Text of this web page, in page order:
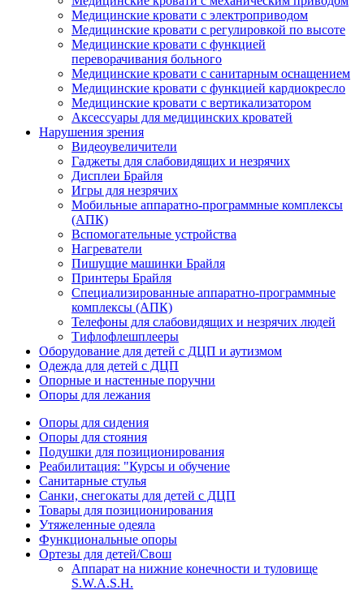
Медицинские кровати с электроприводом
Медицинские кровати с регулировкой по высоте
Медицинские кровати с функцией
переворачивания больного
Медицинские кровати с санитарным оснащением
Медицинские кровати с функцией кардиокресло
Медицинские кровати с вертикализатором
Аксессуары для медицинских кроватей
Нарушения зрения
Видеоувеличители
Гаджеты для слабовидящих и незрячих
Дисплеи Брайля
Игры для незрячих
Мобильные аппаратно-программные комплексы
(АПК)
Вспомогательные устройства
Нагреватели
Пишущие машинки Брайля
Принтеры Брайля
Специализированные аппаратно-программные
комплексы (АПК)
Телефоны для слабовидящих и незрячих людей
Тифлофлешплееры
Оборудование для детей с ДЦП и аутизмом
Одежда для детей с ДЦП
Опорные и настенные поручни
Опоры для лежания
Опоры для сидения
Опоры для стояния
Подушки для позиционирования
Реабилитация: "Курсы и обучение
Санитарные стулья
Санки, снегокаты для детей с ДЦП
Товары для позиционирования
Утяжеленные одеяла
Функциональные опоры
Ортезы для детей/Свош
Аппарат на нижние конечности и туловище
S.W.A.S.H.